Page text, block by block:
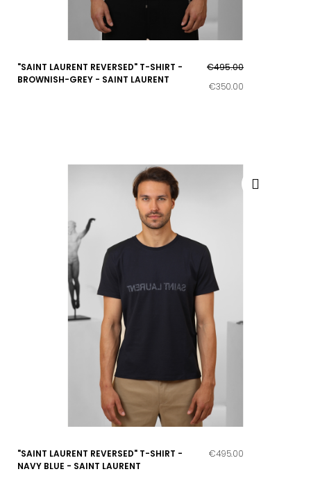
"SAINT LAURENT REVERSED" T-SHIRT -
BROWNISH-GREY - SAINT LAURENT
€495.00
€350.00
"SAINT LAURENT REVERSED" T-SHIRT -
NAVY BLUE - SAINT LAURENT
€495.00